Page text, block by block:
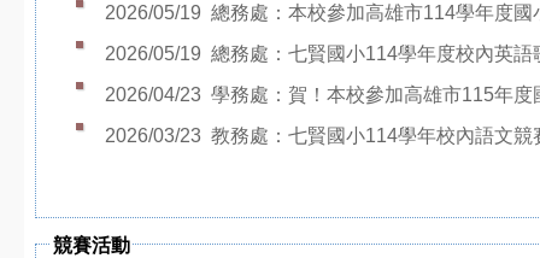
2026/05/19總務處：本校參加高雄市114學年度
2026/05/19總務處：七賢國小114學年度校內英
2026/04/23學務處：賀！本校參加高雄市115年
2026/03/23教務處：七賢國小114學年校內語文
競賽活動